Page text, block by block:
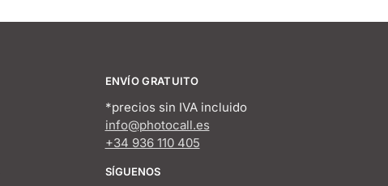
ENVÍO GRATUITO
*precios sin IVA incluido
info@photocall.es
+34 936 110 405
SÍGUENOS